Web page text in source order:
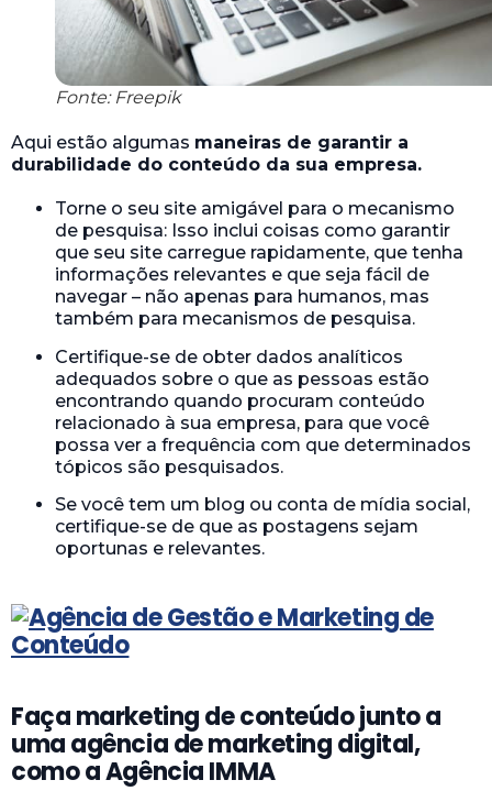
Fonte: Freepik
Aqui estão algumas maneiras de garantir a
durabilidade do conteúdo da sua empresa.
Torne o seu site amigável para o mecanismo
de pesquisa: Isso inclui coisas como garantir
que seu site carregue rapidamente, que tenha
informações relevantes e que seja fácil de
navegar – não apenas para humanos, mas
também para mecanismos de pesquisa.
Certifique-se de obter dados analíticos
adequados sobre o que as pessoas estão
encontrando quando procuram conteúdo
relacionado à sua empresa, para que você
possa ver a frequência com que determinados
tópicos são pesquisados.
Se você tem um blog ou conta de mídia social,
certifique-se de que as postagens sejam
oportunas e relevantes.
Faça marketing de conteúdo junto a
uma agência de marketing digital,
como a Agência IMMA